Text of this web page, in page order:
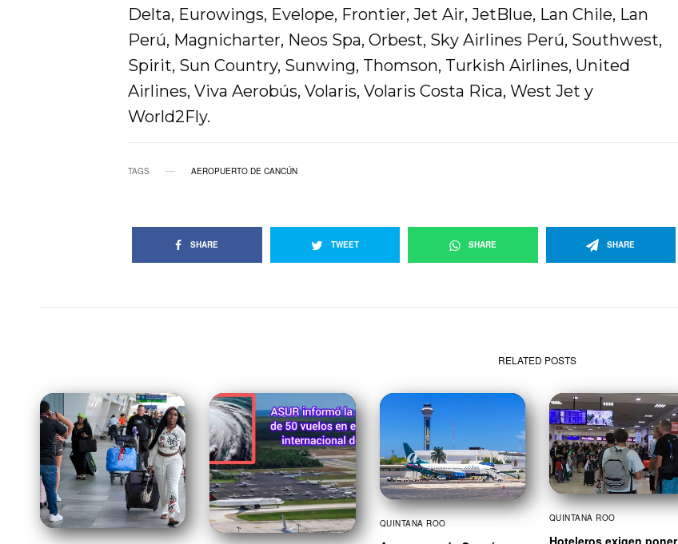
Delta, Eurowings, Evelope, Frontier, Jet Air, JetBlue, Lan Chile, Lan
Perú, Magnicharter, Neos Spa, Orbest, Sky Airlines Perú, Southwest,
Spirit, Sun Country, Sunwing, Thomson, Turkish Airlines, United
Airlines, Viva Aerobús, Volaris, Volaris Costa Rica, West Jet y
World2Fly.
TAGS AEROPUERTO DE CANCÚN
SHARE TWEET SHARE SHARE
RELATED POSTS
QUINTANA ROO QUINTANA ROO